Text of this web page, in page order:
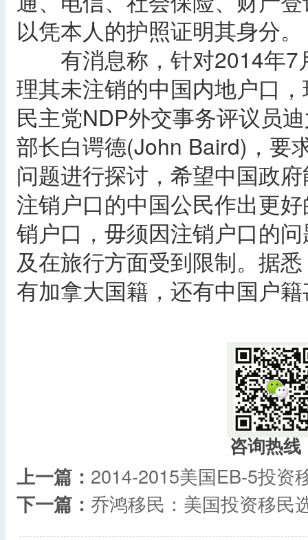
以凭本人的护照证明其身分。
有消息称，针对2014年7
理其未注销的中国内地户口
民主党NDP外交事务评议员
部长白谔德(John Baird)，要
问题进行探讨，希望中国政
注销户口的中国公民作出更
销户口，毋须因注销户口的
及在旅行方面受到限制。据
有加拿大国籍，还有中国户
咨询热线
上一篇： 2014-2015美国EB-5投资
下一篇： 乔鸿移民：美国投资移民